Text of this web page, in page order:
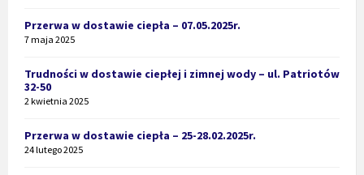
Przerwa w dostawie ciepła – 07.05.2025r.
7 maja 2025
Trudności w dostawie ciepłej i zimnej wody – ul. Patriotów
32-50
2 kwietnia 2025
Przerwa w dostawie ciepła – 25-28.02.2025r.
24 lutego 2025